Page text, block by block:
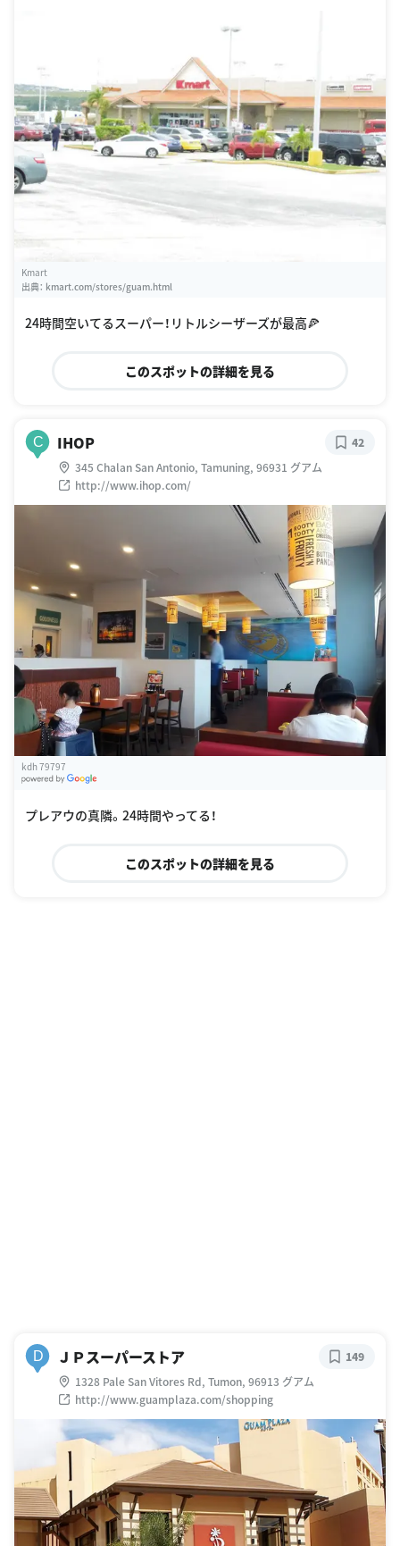
Kmart
出典： kmart.com/stores/guam.html
24時間空いてるスーパー！リトルシーザーズが最高🍕
このスポットの詳細を見る
C IHOP
345 Chalan San Antonio, Tamuning, 96931 グアム
http://www.ihop.com/
42
kdh 79797
プレアウの真隣。24時間やってる！
このスポットの詳細を見る
D ＪＰスーパーストア
1328 Pale San Vitores Rd, Tumon, 96913 グアム
http://www.guamplaza.com/shopping
149